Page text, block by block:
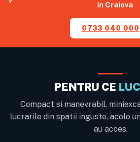
in Craiova
0733 040 000
PENTRU CE
Compact si manevrabil,
lucrarile din spatii inguste, acolo
au acces.